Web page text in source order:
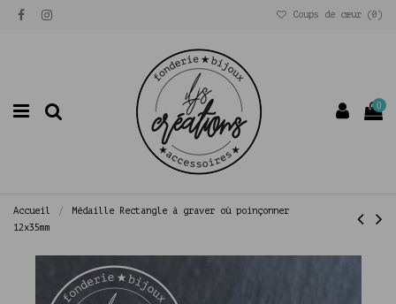
Coups de cœur (0)
0
Accueil
Médaille Rectangle à graver où poinçonner
12x35mm